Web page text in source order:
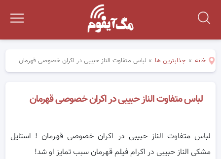
خانه » جذابترین ها » لباس متفاوت الناز حبیبی در اکران خصوصی قهرمان
لباس متفاوت الناز حبیبی در اکران خصوصی قهرمان
لباس متفاوت الناز حبیبی در اکران خصوصی قهرمان ! استایل
مشکی الناز حبیبی در اکرام فیلم قهرمان سبب تمایز او شد!